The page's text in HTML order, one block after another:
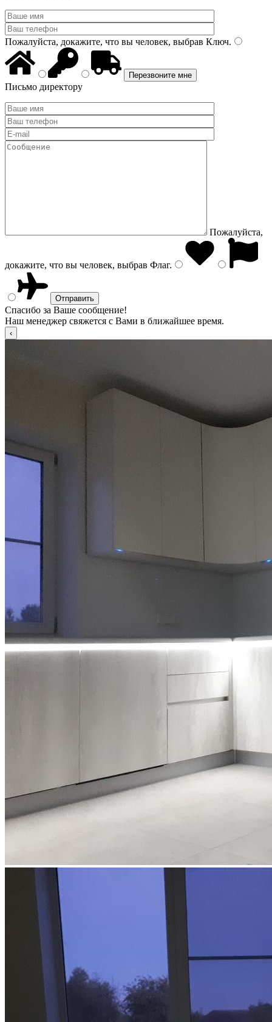
Пожалуйста, докажите, что вы человек, выбрав Ключ.
Письмо директору
Пожалуйста,
докажите, что вы человек, выбрав Флаг.
Спасибо за Ваше сообщение!
Наш менеджер свяжется с Вами в ближайшее время.